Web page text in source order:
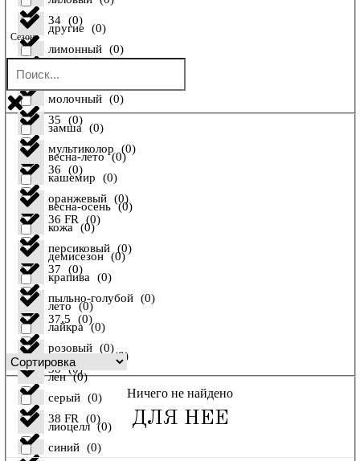
34 (0)
34 FR
35 (0)
36 (0)
36 FR (0)
37 (0)
37,5 (0)
38 (0)
38 FR (0)
лимонный (0)
молочный (0)
мультиколор (0)
оранжевый (0)
персиковый (0)
пыльно-голубой (0)
розовый (0)
серый (0)
синий (0)
другие (0)
енот
замша (0)
кашемир (0)
кожа (0)
крапива (0)
лайкра (0)
лен (0)
лиоцелл (0)
Сезон
весна-лето (0)
весна-осень (0)
демисезон (0)
лето (0)
осень-зима (0)
Ничего не найдено
ДЛЯ НЕЕ